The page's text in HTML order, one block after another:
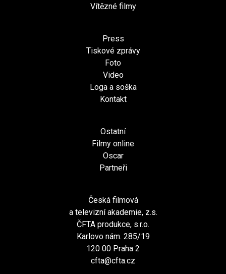
Vítězné filmy
Press
Tiskové zprávy
Foto
Video
Loga a soška
Kontakt
Ostatní
Filmy online
Oscar
Partneři
Česká filmová
a televizní akademie, z.s.
ČFTA produkce, s.r.o.
Karlovo nám. 285/19
120 00 Praha 2
cfta@cfta.cz